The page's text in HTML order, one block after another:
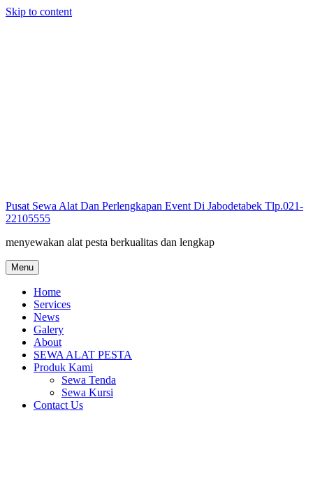
Skip to content
Pusat Sewa Alat Dan Perlengkapan Event Di Jabodetabek Tlp.021-
22105555
menyewakan alat pesta berkualitas dan lengkap
Menu
Home
Services
News
Galery
About
SEWA ALAT PESTA
Produk Kami
Sewa Tenda
Sewa Kursi
Contact Us